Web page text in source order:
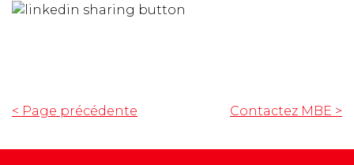
< Page précédente Contactez MBE >